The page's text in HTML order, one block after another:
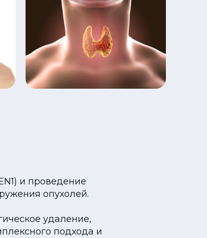
и проведение
опухолей.
удаление,
подхода и